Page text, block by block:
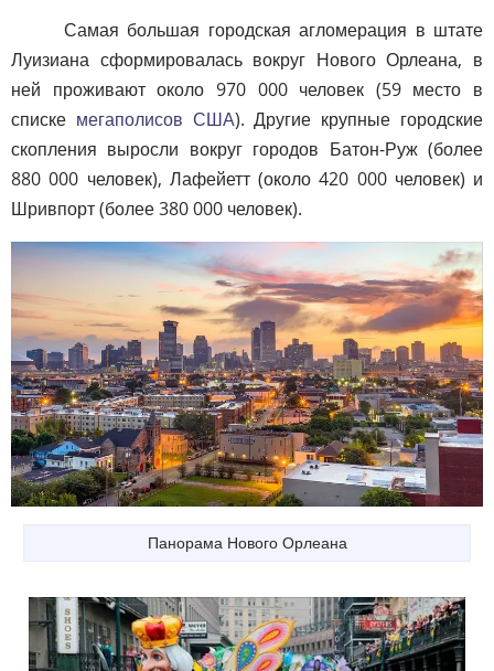
Самая большая городская агломерация в штате
Луизиана сформировалась вокруг Нового Орлеана, в
ней проживают около 970 000 человек (59 место в
списке мегаполисов США). Другие крупные городские
скопления выросли вокруг городов Батон-Руж (более
880 000 человек), Лафейетт (около 420 000 человек) и
Шривпорт (более 380 000 человек).
Панорама Нового Орлеана